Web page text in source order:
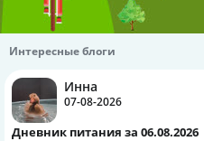
Интересные блоги
Инна
07-08-2026
Дневник питания за 06.08.2026